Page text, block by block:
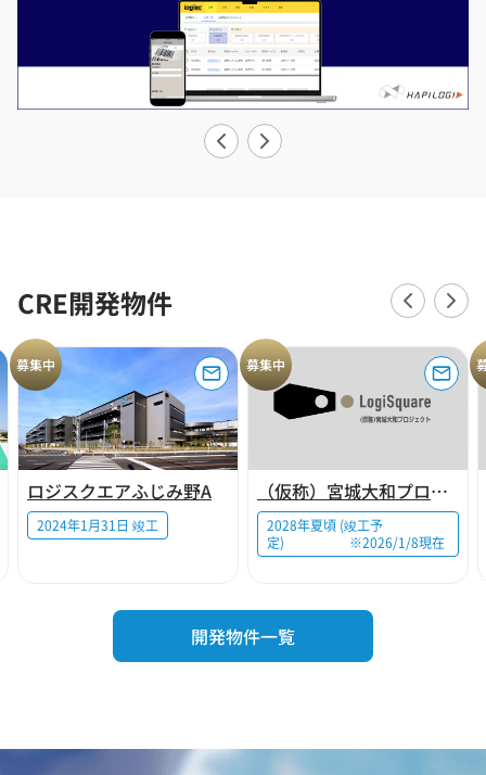
CRE開発物件
募集中
ロジスクエアふじみ野A
2024年1月31日 竣工
募集中
（仮称）宮城大和プロジェクト
2028年夏頃 (竣工予
定) ※2026/1/8現在
開発物件一覧